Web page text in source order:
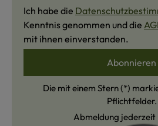
Ich habe die
Kenntnis genommen und die
mit ihnen einverstanden.
Abonnieren
Die mit einem Stern (*)
Pflichtfelder.
Abmeldung jederzeit